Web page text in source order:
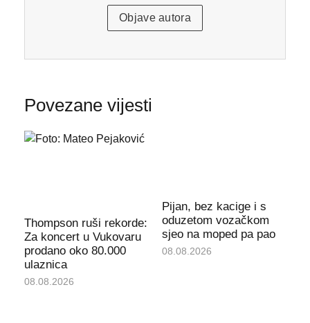
Objave autora
Povezane vijesti
Thompson ruši rekorde:
Za koncert u Vukovaru
prodano oko 80.000
ulaznica
08.08.2026
Pijan, bez kacige i s
oduzetom vozačkom
sjeo na moped pa pao
08.08.2026